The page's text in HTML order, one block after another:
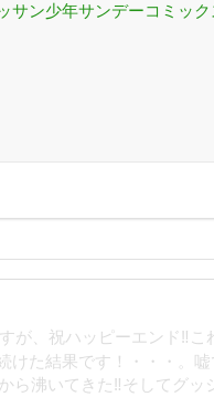
サン少年サンデーコミック
が、祝ハッピーエンド‼こ
けた結果です！・・・。嘘
ら沸いてきた‼そしてグッ